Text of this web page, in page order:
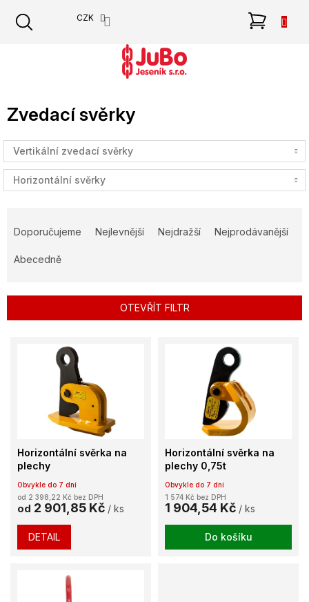
obsah
CZK
Zvedací svěrky
Vertikální zvedací svěrky
Horizontální svěrky
e
r
Doporučujeme Nejlevnější Nejdražší Nejprodávanější
Abecedně
OTEVŘÍT FILTR
Horizontální svěrka na
plechy
Obvykle do 7 dní
od 2 398,22 Kč bez DPH
od 2 901,85 Kč / ks
DETAIL
Horizontální svěrka na
plechy 0,75t
Obvykle do 7 dní
1 574 Kč bez DPH
1 904,54 Kč / ks
Do košíku